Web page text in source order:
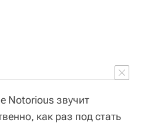
Notorious звучит
как раз под стать